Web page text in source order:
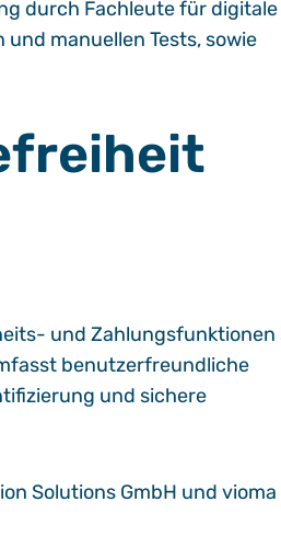
durch Fachleute für digitale
manuellen Tests, sowie
und Zahlungsfunktionen
benutzerfreundliche
und sichere
Solutions GmbH und vioma